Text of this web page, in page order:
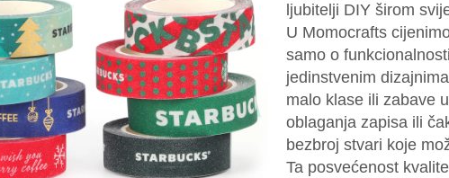
ljubitelji DIY širom
U Momocrafts
samo o
jedinstvenim
malo klase ili zabave
oblaganja zapisa ili
bezbroj stvari koje
Ta posvećenost